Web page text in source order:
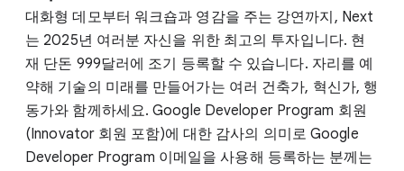
대화형 데모부터 워크숍과 영감을 주는 강연까지, Next
는 2025년 여러분 자신을 위한 최고의 투자입니다. 현
재 단돈 999달러에 조기 등록할 수 있습니다. 자리를 예
약해 기술의 미래를 만들어가는 여러 건축가, 혁신가, 행
동가와 함께하세요. Google Developer Program 회원
(Innovator 회원 포함)에 대한 감사의 의미로 Google
Developer Program 이메일을 사용해 등록하는 분께는